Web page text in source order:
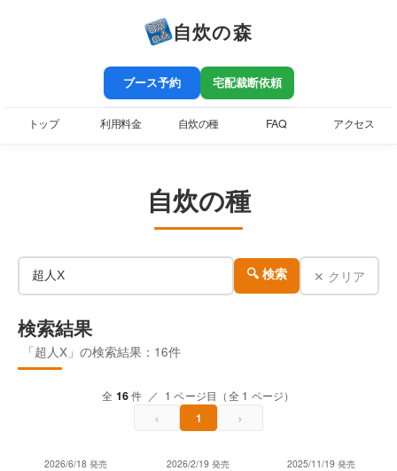
自炊の森
ブース予約 宅配裁断依頼
トップ 利用料金 自炊の種 FAQ アクセス
自炊の種
🔍 検索 ✕ クリア
検索結果
「超人X」の検索結果：16件
全 16件 ／ 1 ページ目（全 1 ページ）
‹ 1 ›
2026/6/18 発売 2026/2/19 発売 2025/11/19 発売